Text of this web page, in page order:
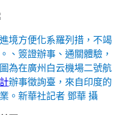
境方便化系羅列措，不竭
、簽證辦事、通關體驗，
為在廣州白云機場二號航
辦事徵詢臺，來自印度的
。新華社記者 鄧華 攝